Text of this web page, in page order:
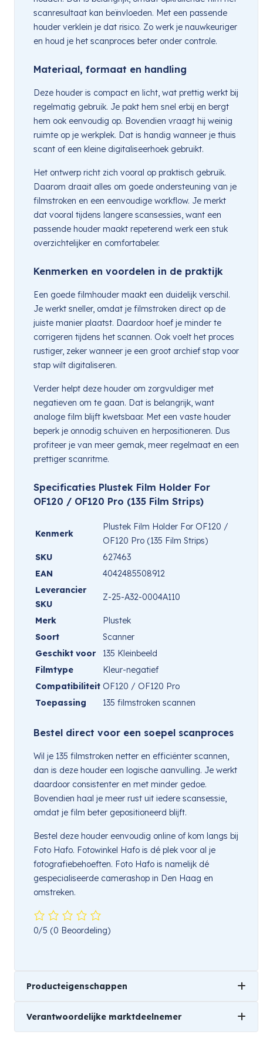
scanresultaat kan beïnvloeden. Met een passende
houder verklein je dat risico. Zo werk je nauwkeuriger
en houd je het scanproces beter onder controle.
Materiaal, formaat en handling
Deze houder is compact en licht, wat prettig werkt bij
regelmatig gebruik. Je pakt hem snel erbij en bergt
hem ook eenvoudig op. Bovendien vraagt hij weinig
ruimte op je werkplek. Dat is handig wanneer je thuis
scant of een kleine digitaliseerhoek gebruikt.
Het ontwerp richt zich vooral op praktisch gebruik.
Daarom draait alles om goede ondersteuning van je
filmstroken en een eenvoudige workflow. Je merkt
dat vooral tijdens langere scansessies, want een
passende houder maakt repeterend werk een stuk
overzichtelijker en comfortabeler.
Kenmerken en voordelen in de praktijk
Een goede filmhouder maakt een duidelijk verschil.
Je werkt sneller, omdat je filmstroken direct op de
juiste manier plaatst. Daardoor hoef je minder te
corrigeren tijdens het scannen. Ook voelt het proces
rustiger, zeker wanneer je een groot archief stap voor
stap wilt digitaliseren.
Verder helpt deze houder om zorgvuldiger met
negatieven om te gaan. Dat is belangrijk, want
analoge film blijft kwetsbaar. Met een vaste houder
beperk je onnodig schuiven en herpositioneren. Dus
profiteer je van meer gemak, meer regelmaat en een
prettiger scanritme.
Specificaties Plustek Film Holder For
OF120 / OF120 Pro (135 Film Strips)
Kenmerk
Plustek Film Holder For OF120 /
OF120 Pro (135 Film Strips)
SKU
627463
EAN
4042485508912
Leverancier
SKU
Z-25-A32-0004A110
Merk
Plustek
Soort
Scanner
Geschikt voor
135 Kleinbeeld
Filmtype
Kleur-negatief
Compatibiliteit OF120 / OF120 Pro
Toepassing
135 filmstroken scannen
Bestel direct voor een soepel scanproces
Wil je 135 filmstroken netter en efficiënter scannen,
dan is deze houder een logische aanvulling. Je werkt
daardoor consistenter en met minder gedoe.
Bovendien haal je meer rust uit iedere scansessie,
omdat je film beter gepositioneerd blijft.
Bestel deze houder eenvoudig online of kom langs bij
Foto Hafo. Fotowinkel Hafo is dé plek voor al je
fotografiebehoeften. Foto Hafo is namelijk dé
gespecialiseerde camerashop in Den Haag en
omstreken.
0/5 (0 Beoordeling)
Producteigenschappen
Merk
Verantwoordelijke marktdeelnemer